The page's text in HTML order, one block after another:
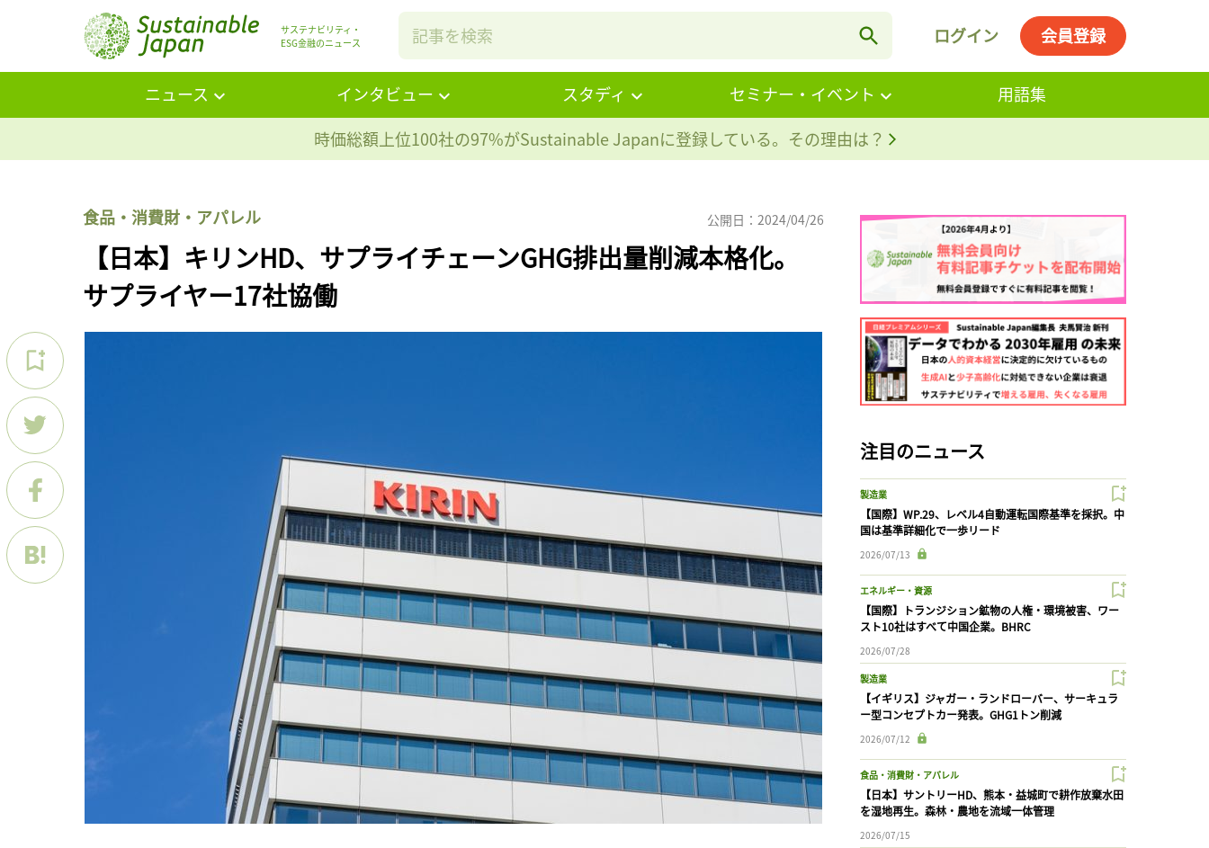
サステナビリティ・
ESG金融のニュース
ログイン 会員登録
ニュース インタビュー スタディ セミナー・イベント
用語集
時価総額上位100社の97%がSustainable Japanに登録している。その理由は？
食品・消費財・アパレル 公開日：2024/04/26
【日本】キリンHD、サプライチェーンGHG排出量削減本格化。
サプライヤー17社協働
注目のニュース
製造業
【国際】WP.29、レベル4自動運転国際基準を採択。中
国は基準詳細化で一歩リード
2026/07/13
エネルギー・資源
【国際】トランジション鉱物の人権・環境被害、ワー
スト10社はすべて中国企業。BHRC
2026/07/28
製造業
【イギリス】ジャガー・ランドローバー、サーキュラ
ー型コンセプトカー発表。GHG1トン削減
2026/07/12
食品・消費財・アパレル
【日本】サントリーHD、熊本・益城町で耕作放棄水田
を湿地再生。森林・農地を流域一体管理
2026/07/15